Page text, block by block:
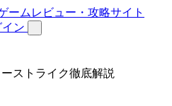
イン
ストライク徹底解説